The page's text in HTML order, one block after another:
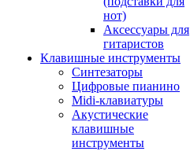
нот)
Аксессуары для
гитаристов
Клавишные инструменты
Синтезаторы
Цифровые пианино
Midi-клавиатуры
Акустические
клавишные
инструменты